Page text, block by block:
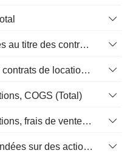
Charges d'intérêts imputées au titre des contrats de location
Amortissement imputé des contrats de location simple
COGS (Total)
Rémunération à base d'actions, frais de vente et d'administration (total)
Total des rémunérations fondées sur des actions